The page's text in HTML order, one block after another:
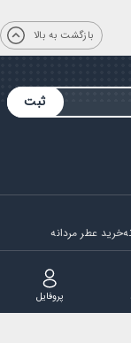
بازگشت به بالا
ثبت
خرید عطر مردانه
پروفایل